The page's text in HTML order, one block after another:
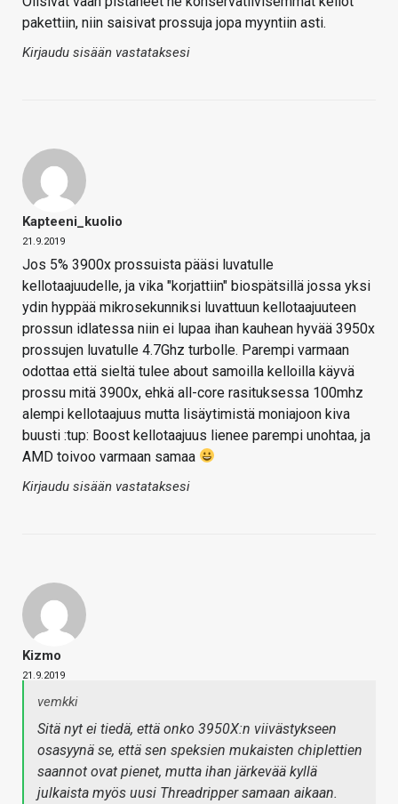
pakettiin, niin saisivat prossuja jopa myyntiin asti.
Kirjaudu sisään vastataksesi
Kapteeni_kuolio
21.9.2019
Jos 5% 3900x prossuista pääsi luvatulle
kellotaajuudelle, ja vika "korjattiin" biospätsillä jossa yksi
ydin hyppää mikrosekunniksi luvattuun kellotaajuuteen
prossun idlatessa niin ei lupaa ihan kauhean hyvää 3950x
prossujen luvatulle 4.7Ghz turbolle. Parempi varmaan
odottaa että sieltä tulee about samoilla kelloilla käyvä
prossu mitä 3900x, ehkä all-core rasituksessa 100mhz
alempi kellotaajuus mutta lisäytimistä moniajoon kiva
buusti :tup: Boost kellotaajuus lienee parempi unohtaa, ja
AMD toivoo varmaan samaa
Kirjaudu sisään vastataksesi
Kizmo
21.9.2019
vemkki
Sitä nyt ei tiedä, että onko 3950X:n viivästykseen
osasyynä se, että sen speksien mukaisten chiplettien
saannot ovat pienet, mutta ihan järkevää kyllä
julkaista myös uusi Threadripper samaan aikaan.